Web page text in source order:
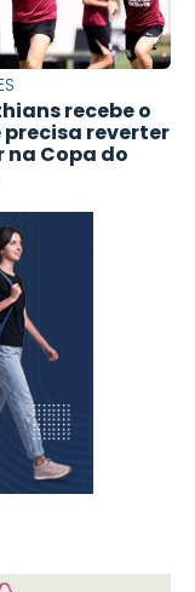
recebe o
precisa reverter
na Copa do